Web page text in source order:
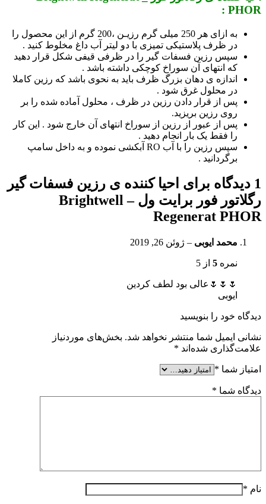
PHOR :
به ازای هر 250 میلی گرم رزیـن ،200 گرم از این محصول را
در ظرف پلاستیکی تمیزی با دو لیتر آب داغ مخلوط کنید .
سپس رزین فسفات گیر را در ظرفی قیفی شکل قرار دهید
که انتهای آن سوراخ کوچکی داشته باشد .
اندازه ی دهان بزرگ ظرف باید به نحوی باشد که رزین کاملا
در محلول غرق شود .
پس از قرار دادن رزین در ظرف ، محلول آماده شده را بر
روی رزین بریزید.
پس از عبور از رزین از سوراخ انتهای آن خارج شود . این کار
را فقط یک بار انجام دهید .
سپس رزین را با آب RO آبکشی نموده و به داخل سامپ
برگردانید .
1 دیدگاه برای
احیا کننده ی رزین فسفات گیر
رگلاتور فور برایت ول – Brightwell
Regenerat PHOR
محمد ایوبی – ژوئن 26, 2019
نمره 5 از 5
🌷🌷🌷عالی بود لطف کردین
ایوبی
دیدگاه خود را بنویسید
نشانی ایمیل شما منتشر نخواهد شد. بخش‌های موردنیاز
علامت‌گذاری شده‌اند *
امتیاز شما *
دیدگاه شما *
نام *